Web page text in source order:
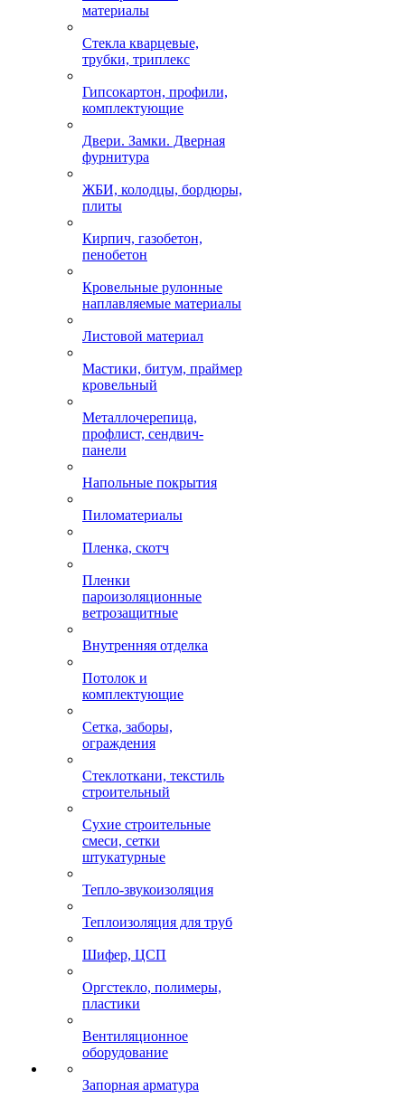
материалы
Стекла кварцевые,
трубки, триплекс
Гипсокартон, профили,
комплектующие
Двери. Замки. Дверная
фурнитура
ЖБИ, колодцы, бордюры,
плиты
Кирпич, газобетон,
пенобетон
Кровельные рулонные
наплавляемые материалы
Листовой материал
Мастики, битум, праймер
кровельный
Металлочерепица,
профлист, сендвич-
панели
Напольные покрытия
Пиломатериалы
Пленка, скотч
Пленки
пароизоляционные
ветрозащитные
Внутренняя отделка
Потолок и
комплектующие
Сетка, заборы,
ограждения
Стеклоткани, текстиль
строительный
Сухие строительные
смеси, сетки
штукатурные
Тепло-звукоизоляция
Теплоизоляция для труб
Шифер, ЦСП
Оргстекло, полимеры,
пластики
Вентиляционное
оборудование
Запорная арматура